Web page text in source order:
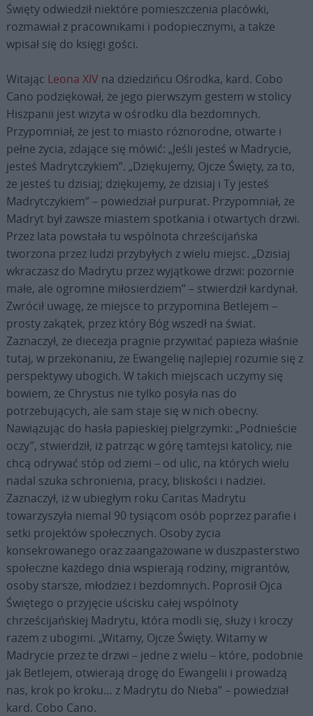
Święty odwiedził niektóre pomieszczenia placówki,
rozmawiał z pracownikami i podopiecznymi, a także
wpisał się do księgi gości.
Witając Leona XIV na dziedzińcu Ośrodka, kard. Cobo
Cano podziękował, że jego pierwszym gestem w stolicy
Hiszpanii jest wizyta w ośrodku dla bezdomnych.
Przypomniał, że jest to miasto różnorodne, otwarte i
pełne życia, zdające się mówić: „Jeśli jesteś w Madrycie,
jesteś Madrytczykiem”. „Dziękujemy, Ojcze Święty, za to,
że jesteś tu dzisiaj; dziękujemy, że dzisiaj i Ty jesteś
Madrytczykiem” – powiedział purpurat. Przypomniał, że
Madryt był zawsze miastem spotkania i otwartych drzwi.
Przez lata powstała tu wspólnota chrześcijańska
tworzona przez ludzi przybyłych z wielu miejsc. „Dzisiaj
wkraczasz do Madrytu przez wyjątkowe drzwi: pozornie
małe, ale ogromne miłosierdziem” – stwierdził kardynał.
Zwrócił uwagę, że miejsce to przypomina Betlejem –
prosty zakątek, przez który Bóg wszedł na świat.
Zaznaczył, że diecezja pragnie przywitać papieża właśnie
tutaj, w przekonaniu, że Ewangelię najlepiej rozumie się z
perspektywy ubogich. W takich miejscach uczymy się
bowiem, że Chrystus nie tylko posyła nas do
potrzebujących, ale sam staje się w nich obecny.
Nawiązując do hasła papieskiej pielgrzymki: „Podnieście
oczy”, stwierdził, iż patrząc w górę tamtejsi katolicy, nie
chcą odrywać stóp od ziemi – od ulic, na których wielu
nadal szuka schronienia, pracy, bliskości i nadziei.
Zaznaczył, iż w ubiegłym roku Caritas Madrytu
towarzyszyła niemal 90 tysiącom osób poprzez parafie i
setki projektów społecznych. Osoby życia
konsekrowanego oraz zaangażowane w duszpasterstwo
społeczne każdego dnia wspierają rodziny, migrantów,
osoby starsze, młodzież i bezdomnych. Poprosił Ojca
Świętego o przyjęcie uścisku całej wspólnoty
chrześcijańskiej Madrytu, która modli się, służy i kroczy
razem z ubogimi. „Witamy, Ojcze Święty. Witamy w
Madrycie przez te drzwi – jedne z wielu – które, podobnie
jak Betlejem, otwierają drogę do Ewangelii i prowadzą
nas, krok po kroku… z Madrytu do Nieba” – powiedział
kard. Cobo Cano.